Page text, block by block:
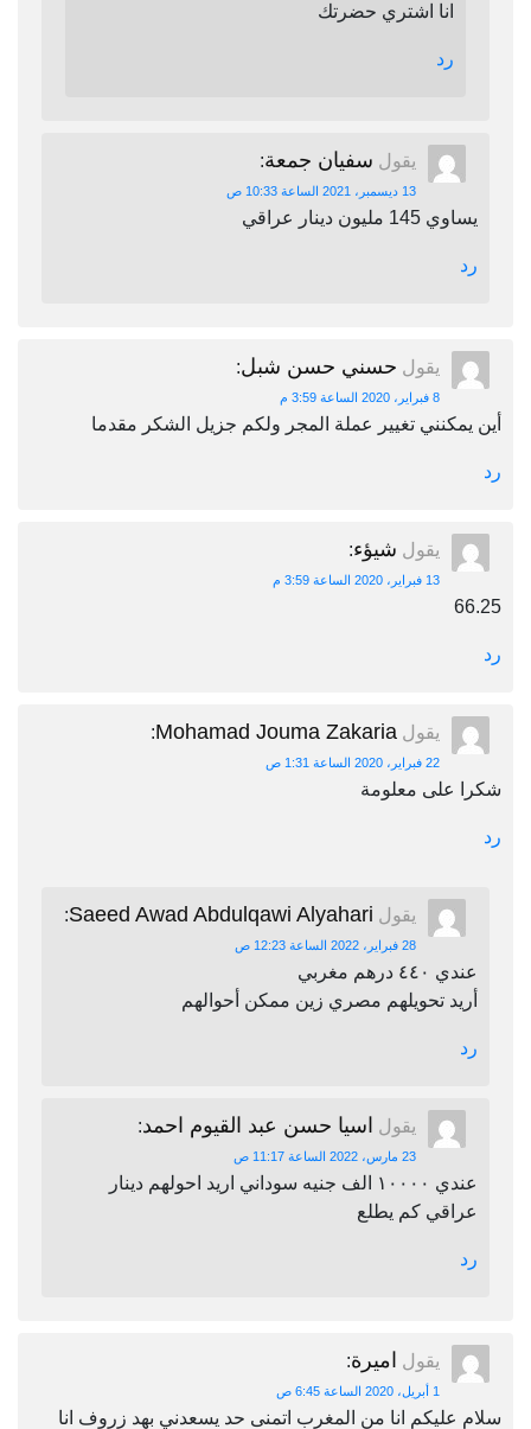
انا اشتري حضرتك
رد
يقول سفيان جمعة:
13 ديسمبر، 2021 الساعة 10:33 ص
يساوي 145 مليون دينار عراقي
رد
يقول حسني حسن شبل:
8 فبراير، 2020 الساعة 3:59 م
أين يمكنني تغيير عملة المجر ولكم جزيل الشكر مقدما
رد
يقول شيؤء:
13 فبراير، 2020 الساعة 3:59 م
66.25
رد
يقول Mohamad Jouma Zakaria
:
22 فبراير، 2020 الساعة 1:31 ص
شكرا على معلومة
رد
يقول Saeed Awad Abdulqawi Alyahari
:
28 فبراير، 2022 الساعة 12:23 ص
عندي ٤٤٠ درهم مغربي
أريد تحويلهم مصري زين ممكن أحوالهم
رد
يقول اسيا حسن عبد القيوم احمد:
23 مارس، 2022 الساعة 11:17 ص
عندي ١٠٠٠٠ الف جنيه سوداني اريد احولهم دينار
عراقي كم يطلع
رد
يقول اميرة:
1 أبريل، 2020 الساعة 6:45 ص
سلام عليكم انا من المغرب اتمنى حد يسعدني بهد زروف انا